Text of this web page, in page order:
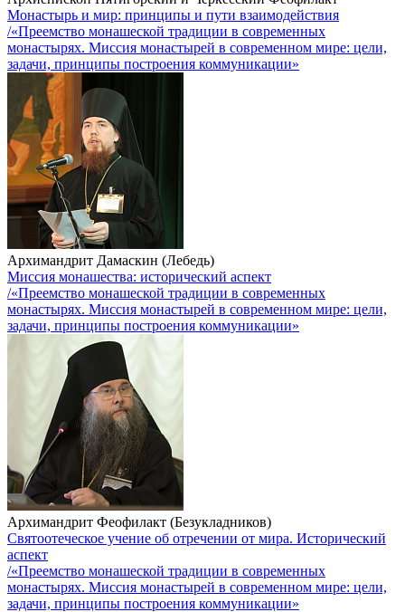
Монастырь и мир: принципы и пути взаимодействия
/«Преемство монашеской традиции в современных
монастырях. Миссия монастырей в современном мире: цели,
задачи, принципы построения коммуникации»
Архимандрит Дамаскин (Лебедь)
Миссия монашества: исторический аспект
/«Преемство монашеской традиции в современных
монастырях. Миссия монастырей в современном мире: цели,
задачи, принципы построения коммуникации»
Архимандрит Феофилакт (Безукладников)
Святоотеческое учение об отречении от мира. Исторический
аспект
/«Преемство монашеской традиции в современных
монастырях. Миссия монастырей в современном мире: цели,
задачи, принципы построения коммуникации»